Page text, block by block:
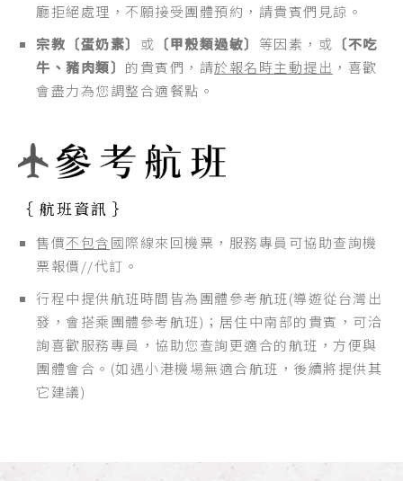
廳拒絕處理，不願接受團體預約，請貴賓們見諒。
宗教〔蛋奶素〕 或 〔甲殼類過敏〕 等因素，或 〔不吃
牛、豬肉類〕 的貴賓們，請於報名時主動提出 ，喜歡
會盡力為您調整合適餐點。
｛ 航班資訊 ｝
售價不包含國際線來回機票，服務專員可協助查詢機
票報價//代訂。
行程中提供航班時間皆為團體參考航班(導遊從台灣出
發，會搭乘團體參考航班)；居住中南部的貴賓，可洽
詢喜歡服務專員，協助您查詢更適合的航班，方便與
團體會合。(如遇小港機場無適合航班，後續將提供其
它建議)